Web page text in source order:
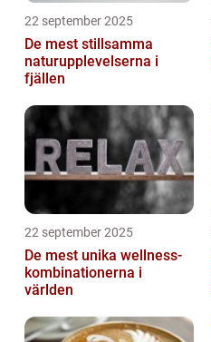
22 september 2025
De mest stillsamma
naturupplevelserna i
fjällen
22 september 2025
De mest unika wellness-
kombinationerna i
världen